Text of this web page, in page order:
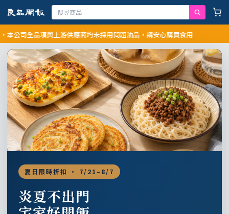
全品項與上游供應商均未採用問題油品，請安心購買食用
夏日限時折扣 · 7/21–8/7
炎夏不出門